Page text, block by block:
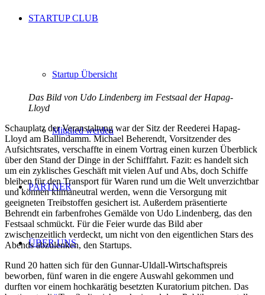
STARTUP CLUB
Startup Übersicht
Mitglied werden
PARTNER
ÜBER UNS
Das Bild von Udo Lindenberg im Festsaal der Hapag-
Lloyd
Schauplatz der Veranstaltung war der Sitz der Reederei Hapag-
Lloyd am Ballindamm. Michael Beherendt, Vorsitzender des
Aufsichtsrates, verschaffte in einem Vortrag einen kurzen Überblick
über den Stand der Dinge in der Schifffahrt. Fazit: es handelt sich
um ein zyklisches Geschäft mit vielen Auf und Abs, doch Schiffe
bleiben für den Transport für Waren rund um die Welt unverzichtbar
und können klimaneutral werden, wenn die Versorgung mit
geeigneten Treibstoffen gesichert ist. Außerdem präsentierte
Behrendt ein farbenfrohes Gemälde von Udo Lindenberg, das den
Festsaal schmückt. Für die Feier wurde das Bild aber
zwischenzeitlich verdeckt, um nicht von den eigentlichen Stars des
Abends abzulenken, den Startups.
Rund 20 hatten sich für den Gunnar-Uldall-Wirtschaftspreis
beworben, fünf waren in die engere Auswahl gekommen und
durften vor einem hochkarätig besetzten Kuratorium pitchen. Das